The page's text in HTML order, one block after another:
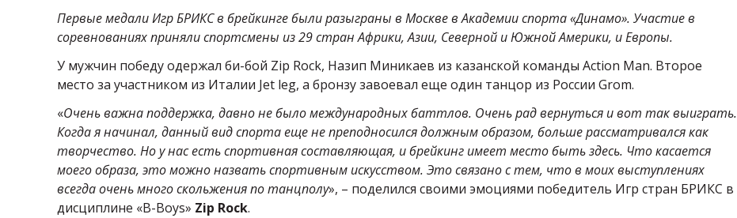
Первые медали Игр БРИКС в брейкинге были разыграны в Москве в Академии спорта «Динамо». Участие в
соревнованиях приняли спортсмены из 29 стран Африки, Азии, Северной и Южной Америки, и Европы.
У мужчин победу одержал би-бой Zip Rock, Назип Миникаев из казанской команды Action Man. Второе
место за участником из Италии Jet leg, а бронзу завоевал еще один танцор из России Grom.
«Очень важна поддержка, давно не было международных баттлов. Очень рад вернуться и вот так выиграть.
Когда я начинал, данный вид спорта еще не преподносился должным образом, больше рассматривался как
творчество. Но у нас есть спортивная составляющая, и брейкинг имеет место быть здесь. Что касается
моего образа, это можно назвать спортивным искусством. Это связано с тем, что в моих выступлениях
всегда очень много скольжения по танцполу», – поделился своими эмоциями победитель Игр стран БРИКС в
дисциплине «B-Boys» Zip Rock.